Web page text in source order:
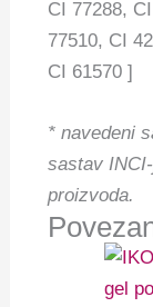
CI 77288,
77510, CI
CI 61570 ]
* navedeni
sastav
proizvoda.